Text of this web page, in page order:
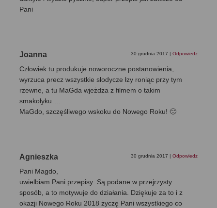
Pani
Joanna 30 grudnia 2017 | Odpowiedz
Człowiek tu produkuje noworoczne postanowienia,
wyrzuca precz wszystkie słodycze łzy roniąc przy tym
rzewne, a tu MaGda wjeżdża z filmem o takim
smakołyku….
MaGdo, szczęśliwego wskoku do Nowego Roku! 🙂
Agnieszka 30 grudnia 2017 | Odpowiedz
Pani Magdo,
uwielbiam Pani przepisy .Są podane w przejrzysty
sposób, a to motywuje do działania. Dziękuje za to i z
okazji Nowego Roku 2018 życzę Pani wszystkiego co